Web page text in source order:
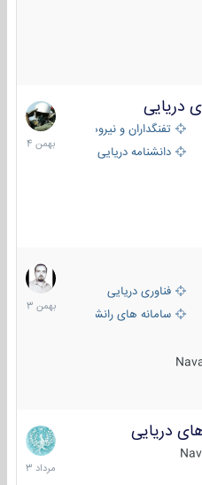
تفنگداران و نیروهای ویژه‌ی دریایی
مختلف
دانشنامه دریایی
22
بهمن
1404
دریاییفناوری دریایی
سامانه های رانشی دریایی
6
بهمن
1403
دریایی
2
مرداد
1403